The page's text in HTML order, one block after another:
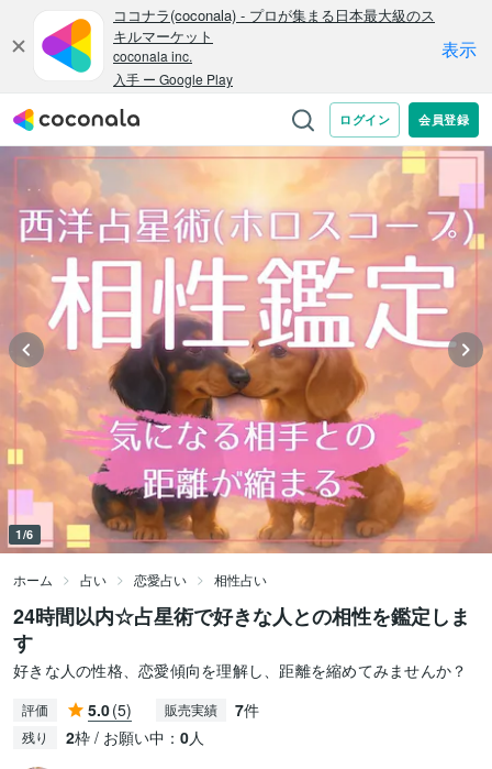
1/6
ホーム 占い 恋愛占い 相性占い
24時間以内☆占星術で好きな人との相性を鑑定しま
す
好きな人の性格、恋愛傾向を理解し、距離を縮めてみませんか？
評価 5.0(5) 販売実績 7件
残り 2枠 / お願い中： 0人